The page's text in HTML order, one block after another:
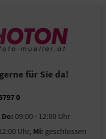
für Sie da!
0
09:00 - 12:00 Uhr
Uhr, Mi: geschlossen